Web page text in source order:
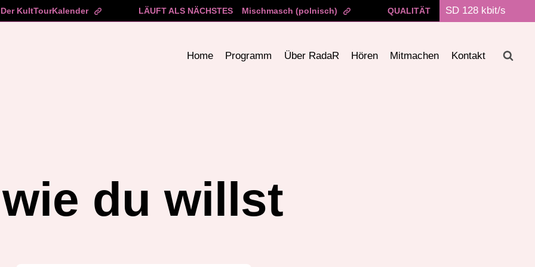
Der KultTourKalender LÄUFT ALS NÄCHSTES Mischmasch (polnisch) QUALITÄT
Home Programm Über RadaR Hören Mitmachen Kontakt
du willst